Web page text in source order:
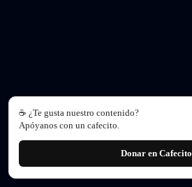
☕ ¿Te gusta nuestro contenido?
Apóyanos con un cafecito.
Donar en Cafecito